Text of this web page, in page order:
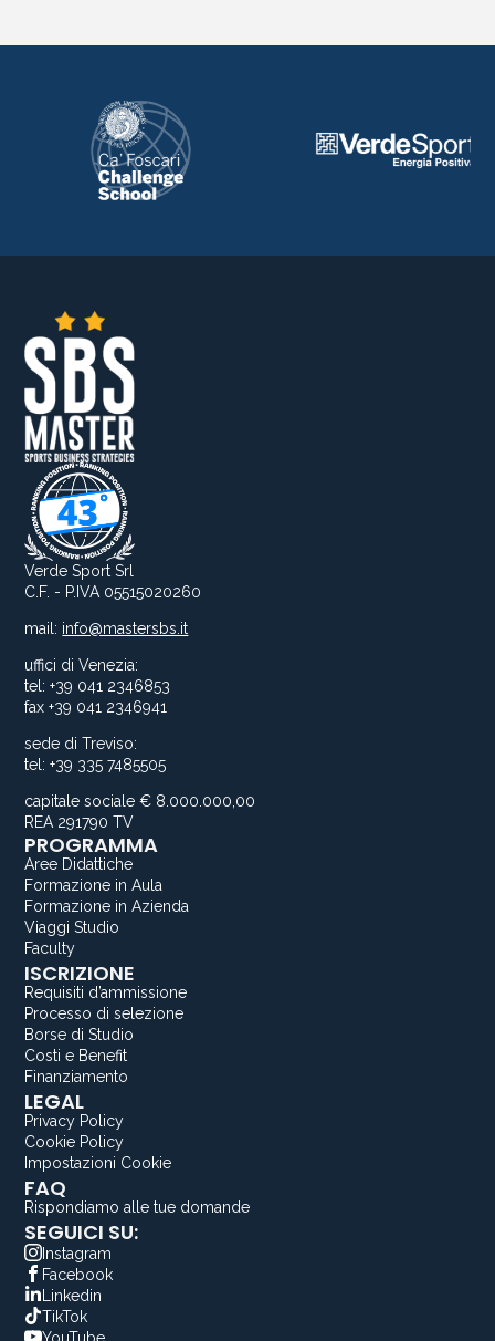
Verde Sport Srl
C.F. - P.IVA 05515020260
mail: info@mastersbs.it
uffici di Venezia:
tel: +39 041 2346853
fax +39 041 2346941
sede di Treviso:
tel: +39 335 7485505
capitale sociale € 8.000.000,00
REA 291790 TV
PROGRAMMA
Aree Didattiche
Formazione in Aula
Formazione in Azienda
Viaggi Studio
Faculty
ISCRIZIONE
Requisiti d’ammissione
Processo di selezione
Borse di Studio
Costi e Benefit
Finanziamento
LEGAL
Privacy Policy
Cookie Policy
Impostazioni Cookie
FAQ
Rispondiamo alle tue domande
SEGUICI SU:
Instagram
Facebook
Linkedin
TikTok